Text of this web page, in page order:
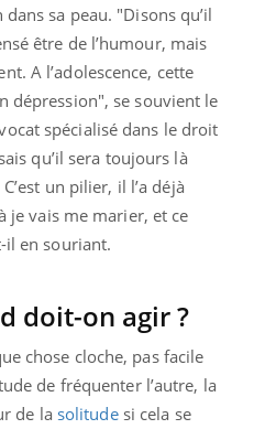
sa peau. "Disons qu’il
être de l’humour, mais
A l’adolescence, cette
dépression", se souvient le
spécialisé dans le droit
qu’il sera toujours là
un pilier, il l’a déjà
je vais me marier, et ce
il en souriant.
doit-on agir ?
chose cloche, pas facile
de fréquenter l’autre, la
de la solitudesi cela se